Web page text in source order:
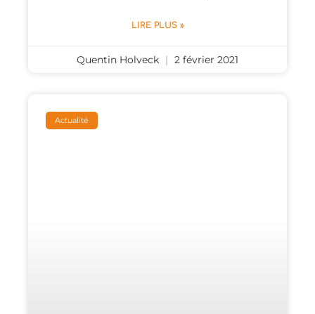
LIRE PLUS »
Quentin Holveck 2 février 2021
Actualité